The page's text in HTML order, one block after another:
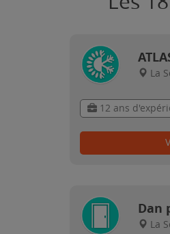
La
12 ans
Dan
La